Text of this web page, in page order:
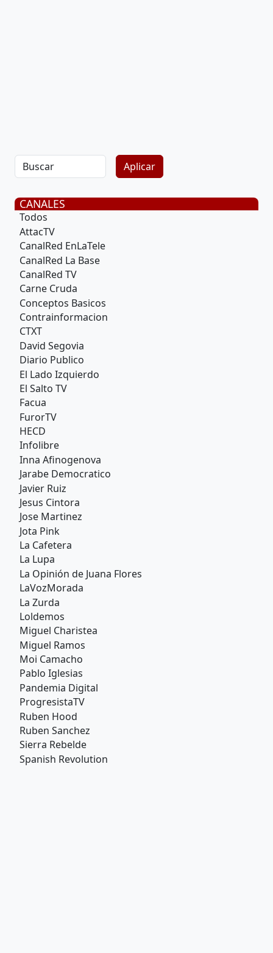
CANALES
Todos
AttacTV
CanalRed EnLaTele
CanalRed La Base
CanalRed TV
Carne Cruda
Conceptos Basicos
Contrainformacion
CTXT
David Segovia
Diario Publico
El Lado Izquierdo
El Salto TV
Facua
FurorTV
HECD
Infolibre
Inna Afinogenova
Jarabe Democratico
Javier Ruiz
Jesus Cintora
Jose Martinez
Jota Pink
La Cafetera
La Lupa
La Opinión de Juana Flores
LaVozMorada
La Zurda
Loldemos
Miguel Charistea
Miguel Ramos
Moi Camacho
Pablo Iglesias
Pandemia Digital
ProgresistaTV
Ruben Hood
Ruben Sanchez
Sierra Rebelde
Spanish Revolution